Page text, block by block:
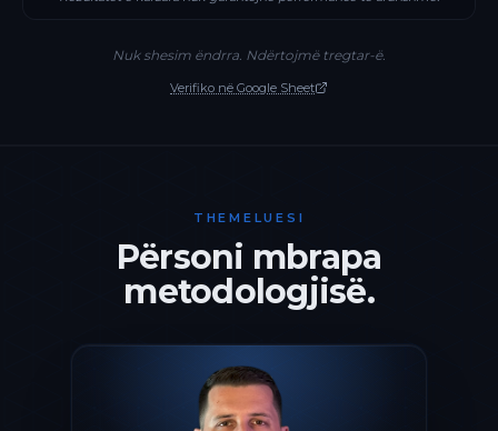
Nuk shesim ëndrra. Ndërtojmë tregtar-ë.
Verifiko në Google Sheet
THEMELUESI
Përsoni mbrapa
metodologjisë.